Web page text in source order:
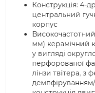
Конструкція: 4-
центральний
корпус
мм) керамічний
у вигляді
перфорованої
лінзи твітера, з